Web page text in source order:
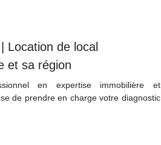
Location de local
et sa région
en expertise immobilière et
de prendre en charge votre diagnostic